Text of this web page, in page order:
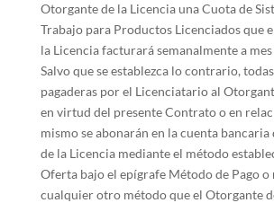
Otorgante de la Licencia una Cuota de
Trabajo para Productos Licenciados que
la Licencia facturará semanalmente a
Salvo que se establezca lo contrario,
pagaderas por el Licenciatario al
en virtud del presente Contrato o en
mismo se abonarán en la cuenta
de la Licencia mediante el método
Oferta bajo el epígrafe Método de Pago o
cualquier otro método que el Otorgante